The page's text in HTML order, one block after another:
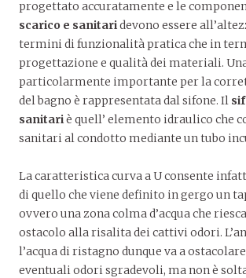
progettato accuratamente e le
scarico e sanitaridevono essere
termini di funzionalità pratica che in
progettazione e qualità dei materiali.
particolarmente importante per la
del bagno è rappresentata dal sifone. Il
sanitariè quell’ elemento idraulico che
sanitari al condotto mediante un tubo
La caratteristica curva a U consente
di quello che viene definito in gergo un
ovvero una zona colma d’acqua che
ostacolo alla risalita dei cattivi odori.
l’acqua di ristagno dunque va a
eventuali odori sgradevoli, ma non è